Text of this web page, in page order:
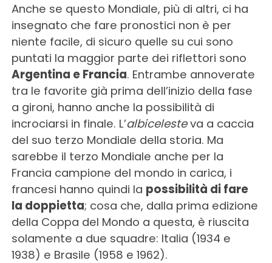
Anche se questo Mondiale, più di altri, ci ha
insegnato che fare pronostici non è per
niente facile, di sicuro quelle su cui sono
puntati la maggior parte dei riflettori sono
Argentina e Francia. Entrambe annoverate
tra le favorite già prima dell’inizio della fase
a gironi, hanno anche la possibilità di
incrociarsi in finale. L’albicelesteva a caccia
del suo terzo Mondiale della storia. Ma
sarebbe il terzo Mondiale anche per la
Francia campione del mondo in carica, i
francesi hanno quindi la possibilità di fare
la doppietta; cosa che, dalla prima edizione
della Coppa del Mondo a questa, è riuscita
solamente a due squadre: Italia (1934 e
1938) e Brasile (1958 e 1962).